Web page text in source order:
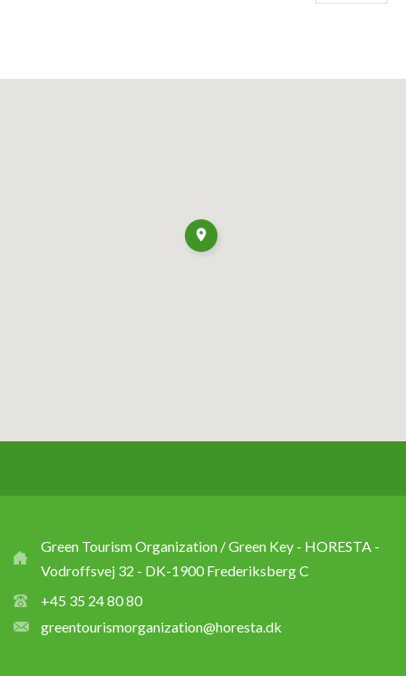
Green Tourism Organization / Green Key - HORESTA -
Vodroffsvej 32 - DK-1900 Frederiksberg C
+45 35 24 80 80
greentourismorganization@horesta.dk